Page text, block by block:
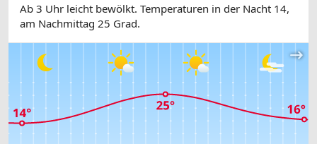
Ab 3 Uhr leicht bewölkt. Temperaturen in der Nacht 14,
am Nachmittag 25 Grad.